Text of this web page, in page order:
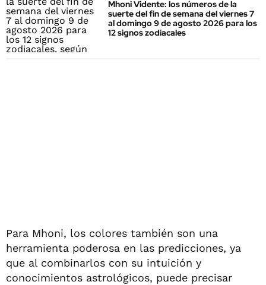
Mhoni Vidente: los números de la
suerte del fin de semana del viernes 7
al domingo 9 de agosto 2026 para los
12 signos zodiacales
Para Mhoni, los colores también son una
herramienta poderosa en las predicciones, ya
que al combinarlos con su intuición y
conocimientos astrológicos, puede precisar